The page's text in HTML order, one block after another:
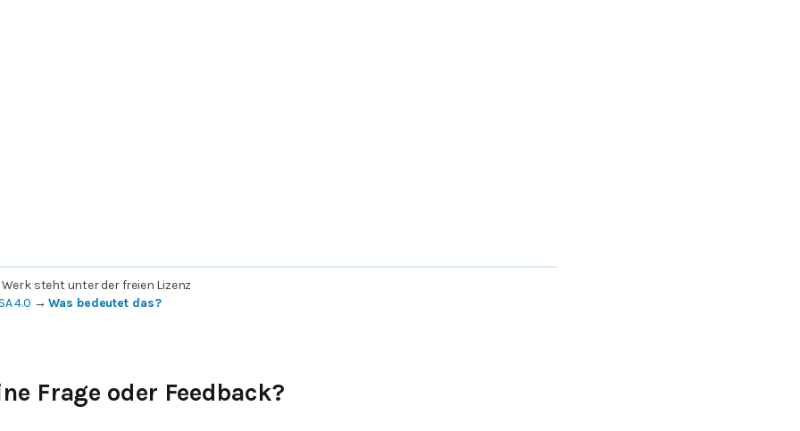
Werk steht unter der freien Lizenz
4.0 →Was bedeutet das?
Frage oder Feedback?